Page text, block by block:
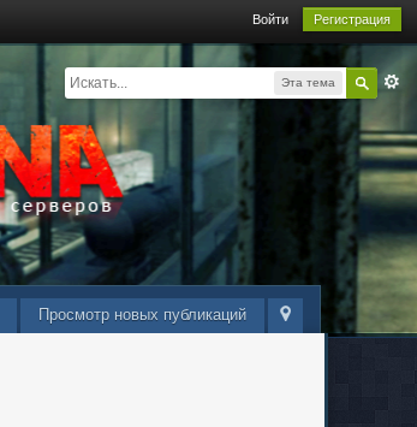
Войти Регистрация
Эта тема
Просмотр новых публикаций